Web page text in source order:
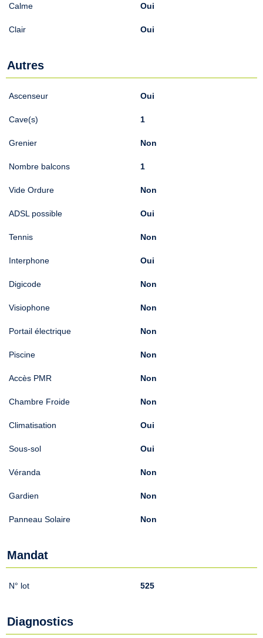
Calme Oui
Clair Oui
Autres
Ascenseur Oui
Cave(s) 1
Grenier Non
Nombre balcons 1
Vide Ordure Non
ADSL possible Oui
Tennis Non
Interphone Oui
Digicode Non
Visiophone Non
Portail électrique Non
Piscine Non
Accès PMR Non
Chambre Froide Non
Climatisation Oui
Sous-sol Oui
Véranda Non
Gardien Non
Panneau Solaire Non
Mandat
N° lot 525
Diagnostics